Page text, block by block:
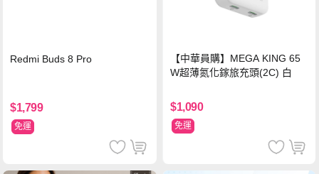
Redmi Buds 8 Pro
$1,799
免運
【中華員購】MEGA KING 65
W超薄氮化鎵旅充頭(2C) 白
$1,090
免運